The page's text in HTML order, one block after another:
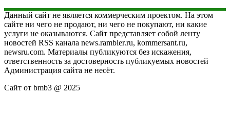
Данный сайт не является коммерческим проектом. На этом
сайте ни чего не продают, ни чего не покупают, ни какие
услуги не оказываются. Сайт представляет собой ленту
новостей RSS канала news.rambler.ru, kommersant.ru,
newsru.com. Материалы публикуются без искажения,
ответственность за достоверность публикуемых новостей
Администрация сайта не несёт.
Сайт от bmb3 @ 2025